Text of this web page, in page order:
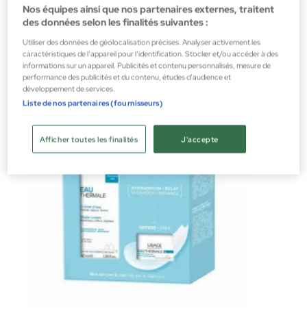
Eau Thermale Crème hydratante pour les mains
Cosmétiques corporels
4,14 €
Nos équipes ainsi que nos partenaires externes, traitent
des données selon les finalités suivantes :
Utiliser des données de géolocalisation précises. Analyser activement les
caractéristiques de l’appareil pour l’identification. Stocker et/ou accéder à des
informations sur un appareil. Publicités et contenu personnalisés, mesure de
performance des publicités et du contenu, études d’audience et
développement de services.
Liste de nos partenaires (fournisseurs)
J'accepte
Afficher toutes les finalités